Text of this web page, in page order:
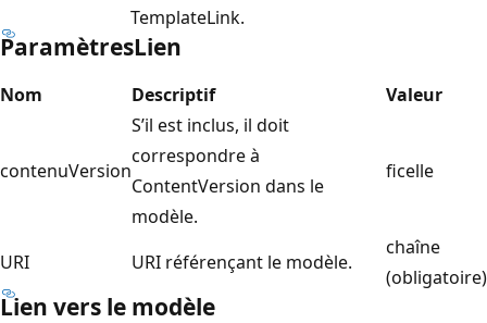
TemplateLink.
ParamètresLien
Nom Descriptif Valeur
contenuVersion
S’il est inclus, il doit
correspondre à
ContentVersion dans le
modèle.
ficelle
URI URI référençant le modèle.
chaîne
(obligatoire)
Lien vers le modèle